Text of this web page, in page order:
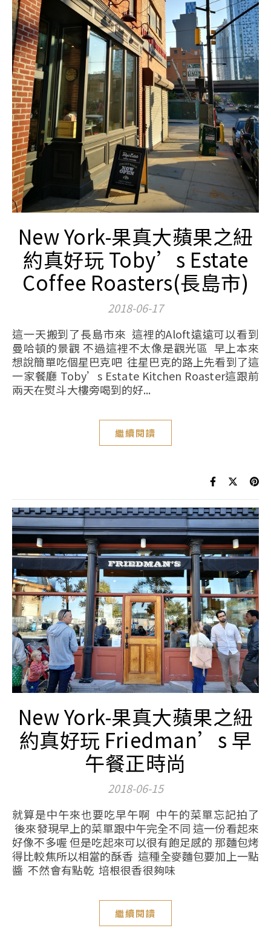
New York-果真大蘋果之紐
約真好玩 Toby’s Estate
Coffee Roasters(長島市)
2018-06-17
這一天搬到了長島市來 這裡的Aloft遠遠可以看到
曼哈頓的景觀 不過這裡不太像是觀光區 早上本來
想說簡單吃個星巴克吧 往星巴克的路上先看到了這
一家餐廳 Toby’s Estate Kitchen Roaster這跟前
兩天在熨斗大樓旁喝到的好...
繼續閱讀
New York-果真大蘋果之紐
約真好玩 Friedman’s 早
午餐正時尚
2018-06-15
就算是中午來也要吃早午啊 中午的菜單忘記拍了
後來發現早上的菜單跟中午完全不同 這一份看起來
好像不多喔 但是吃起來可以很有飽足感的 那麵包烤
得比較焦所以相當的酥香 這種全麥麵包要加上一點
醬 不然會有點乾 培根很香很夠味
繼續閱讀